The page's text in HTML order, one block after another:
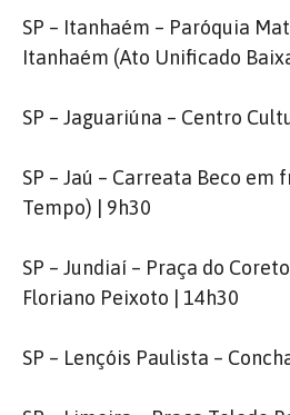
SP – Itanhaém – Paróquia
Itanhaém (Ato Unificado
SP – Jaguariúna – Centro
SP – Jaú – Carreata Beco em
Tempo) | 9h30
SP – Jundiaí – Praça do
Floriano Peixoto | 14h30
SP – Lençóis Paulista –